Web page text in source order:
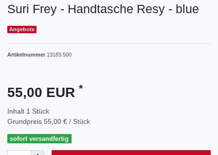
Suri Frey - Handtasche Resy - blue
Angebote
Artikelnummer 13183.500
55,00 EUR *
Inhalt 1 Stück
Grundpreis 55,00 € / Stück
sofort versandfertig